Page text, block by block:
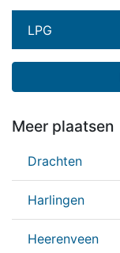
LPG
Meer plaatsen
Drachten
Harlingen
Heerenveen